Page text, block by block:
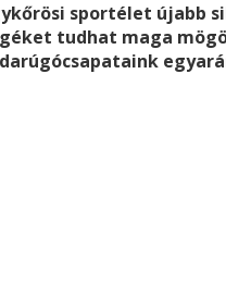
sportélet újabb
tudhat maga